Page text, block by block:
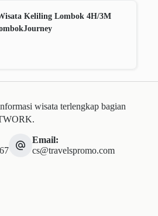
Keliling Lombok 4H/3M
wisata terlengkap bagian
Email:
cs@travelspromo.com